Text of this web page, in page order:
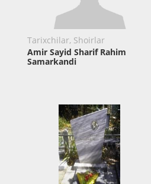
Tarixchilar, Shoirlar
Amir Sayid Sharif Rahim
Samarkandi